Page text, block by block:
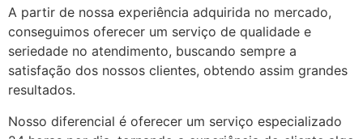
A partir de nossa experiência adquirida no mercado,
conseguimos oferecer um serviço de qualidade e
seriedade no atendimento, buscando sempre a
satisfação dos nossos clientes, obtendo assim grandes
resultados.
Nosso diferencial é oferecer um serviço especializado